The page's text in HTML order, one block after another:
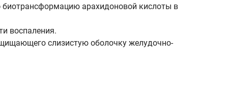
арахидоновой кислоты в
воспаления.
слизистую оболочку желудочно-